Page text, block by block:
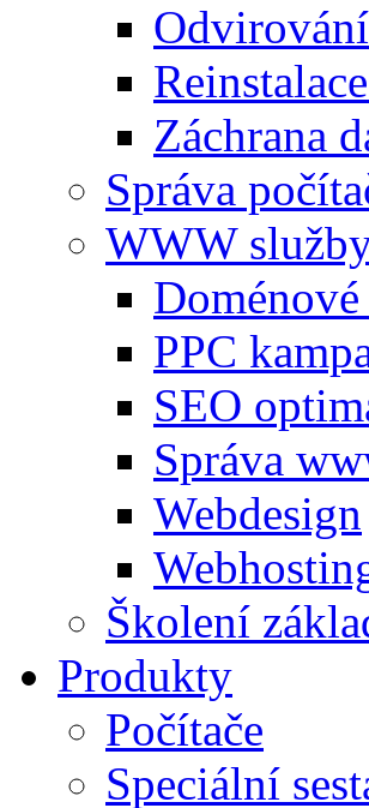
Záchrana
Správa
WWW
PPC
SEO
Správa
Webdesign
Školení
Produkty
Počítače
Speciální